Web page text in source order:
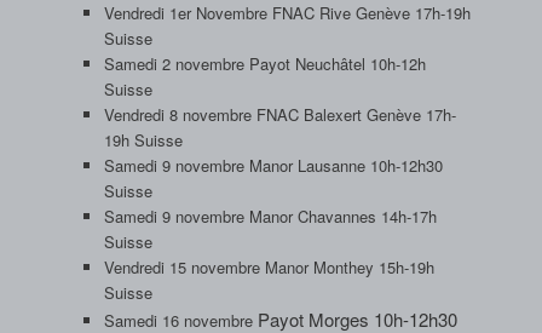
Vendredi 1er Novembre FNAC Rive Genève 17h-19h
Suisse
Samedi 2 novembre Payot Neuchâtel 10h-12h
Suisse
Vendredi 8 novembre FNAC Balexert Genève 17h-
19h Suisse
Samedi 9 novembre Manor Lausanne 10h-12h30
Suisse
Samedi 9 novembre Manor Chavannes 14h-17h
Suisse
Vendredi 15 novembre Manor Monthey 15h-19h
Suisse
Samedi 16 novembre Payot Morges 10h-12h30